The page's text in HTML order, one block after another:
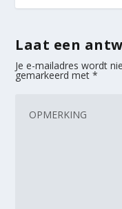
Laat een
Je e-mailadres wordt
gemarkeerd met*